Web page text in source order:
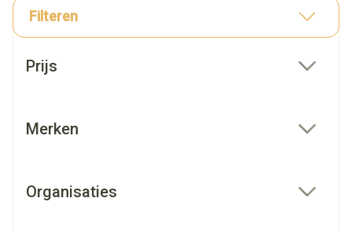
Filteren
Prijs
Merken
Organisaties